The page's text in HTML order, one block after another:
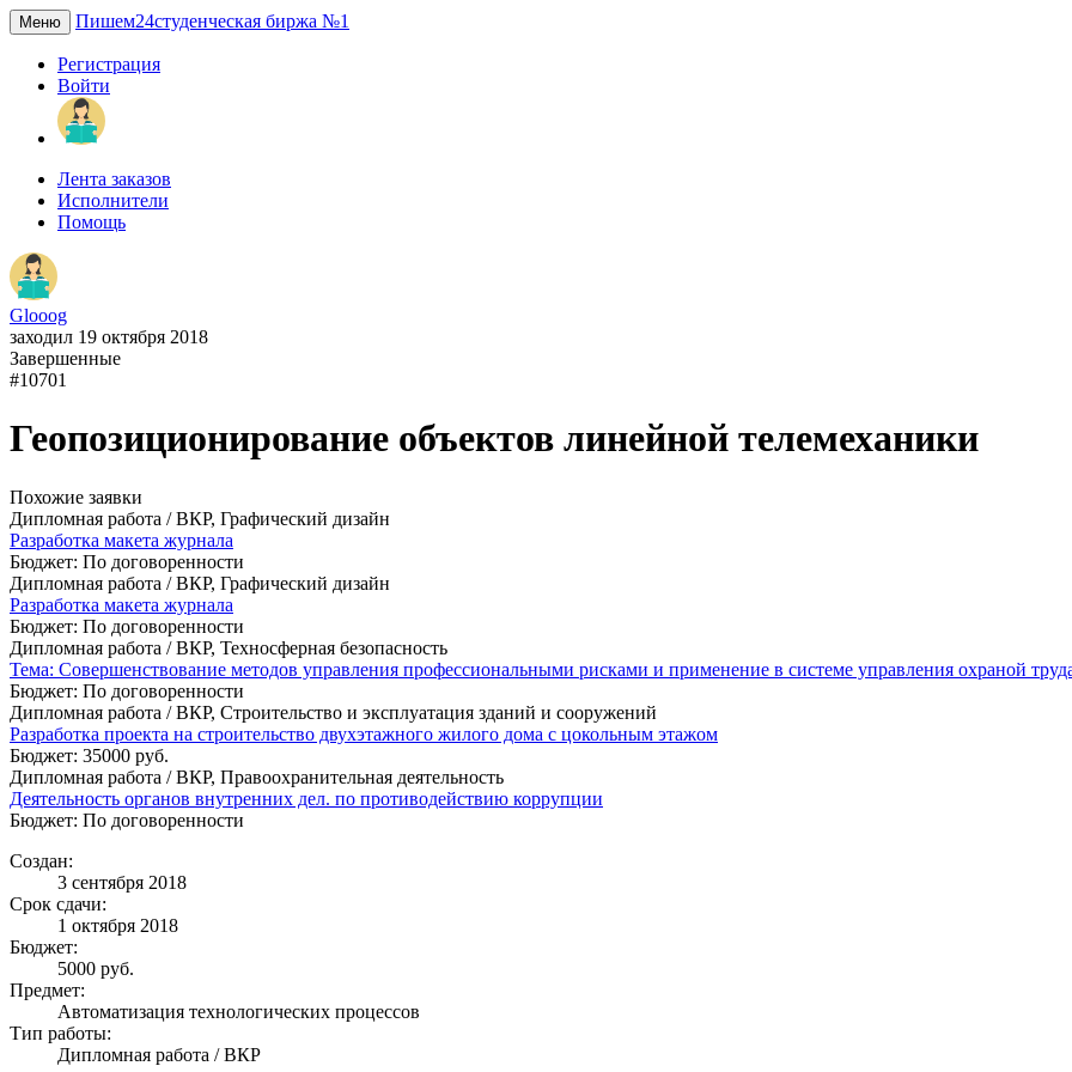
Меню Пишем24студенческая биржа №1
Регистрация
Войти
Лента заказов
Исполнители
Помощь
Glooog
заходил 19 октября 2018
Завершенные
#10701
Геопозиционирование объектов линейной телемеханики
Похожие заявки
Дипломная работа / ВКР, Графический дизайн
Разработка макета журнала
Бюджет: По договоренности
Дипломная работа / ВКР, Графический дизайн
Разработка макета журнала
Бюджет: По договоренности
Дипломная работа / ВКР, Техносферная безопасность
Тема: Совершенствование методов управления профессиональными рисками и применение в системе управления охраной
Бюджет: По договоренности
Дипломная работа / ВКР, Строительство и эксплуатация зданий и сооружений
Разработка проекта на строительство двухэтажного жилого дома с цокольным этажом
Бюджет: 35000 руб.
Дипломная работа / ВКР, Правоохранительная деятельность
Деятельность органов внутренних дел. по противодействию коррупции
Бюджет: По договоренности
Создан:
3 сентября 2018
Срок сдачи:
1 октября 2018
Бюджет:
5000 руб.
Предмет:
Автоматизация технологических процессов
Тип работы:
Дипломная работа / ВКР